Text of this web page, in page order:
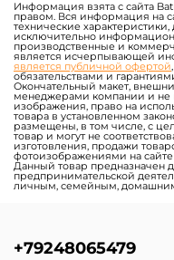
Информация взята с сайта
правом. Вся информация на
технические
исключительно
производственные и
является исчерпывающей
является публичной офертой
обязательствами и
Окончательный макет,
менеджерами компании и не
изображения, право на
товара в установленном
размещены, в том числе, с
товар и могут не
изготовления, продажи
фотоизображениями на
Данный товар предназначен
предпринимательской
личным, семейным,
+79248065479